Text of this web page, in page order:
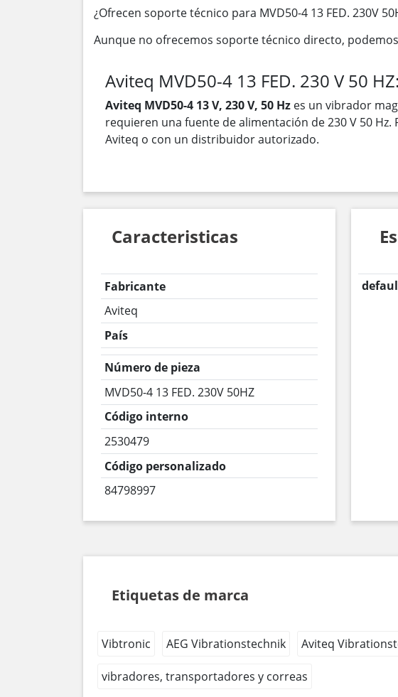
¿Ofrecen soporte técnico para MVD50-4 13 FED. 230V
Aunque no ofrecemos soporte técnico directo,
Aviteq MVD50-4 13 FED. 230 V 50
Aviteq MVD50-4 13 V, 230 V, 50 Hz es un vibrador
requieren una fuente de alimentación de 230 V 50
Aviteq o con un distribuidor autorizado.
Caracteristicas
Fabricante
Aviteq
País
Número de pieza
MVD50-4 13 FED. 230V 50HZ
Código interno
2530479
Código personalizado
84798997
Etiquetas de marca
Vibtronic AEG Vibrationstechnik Aviteq
vibradores, transportadores y correas